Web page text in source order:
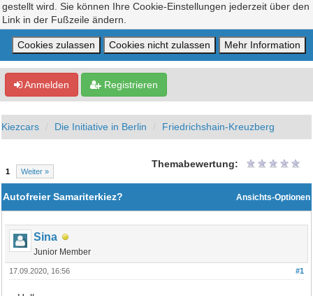
gestellt wird. Sie können Ihre Cookie-Einstellungen jederzeit über den
Link in der Fußzeile ändern.
Anmelden Registrieren
Kiezcars Die Initiative in Berlin Friedrichshain-Kreuzberg
1 Weiter »
Themabewertung:
Ansichts-Optionen
Autofreier Samariterkiez?
Sina
Junior Member
#1
17.09.2020, 16:56